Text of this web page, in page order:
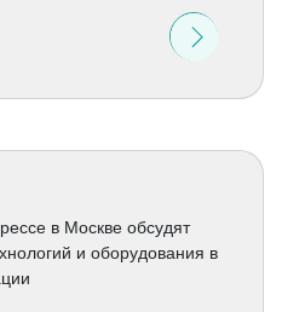
в Москве обсудят
и оборудования в